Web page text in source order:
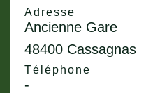
Adresse
Ancienne Gare
48400 Cassagnas
Téléphone
-